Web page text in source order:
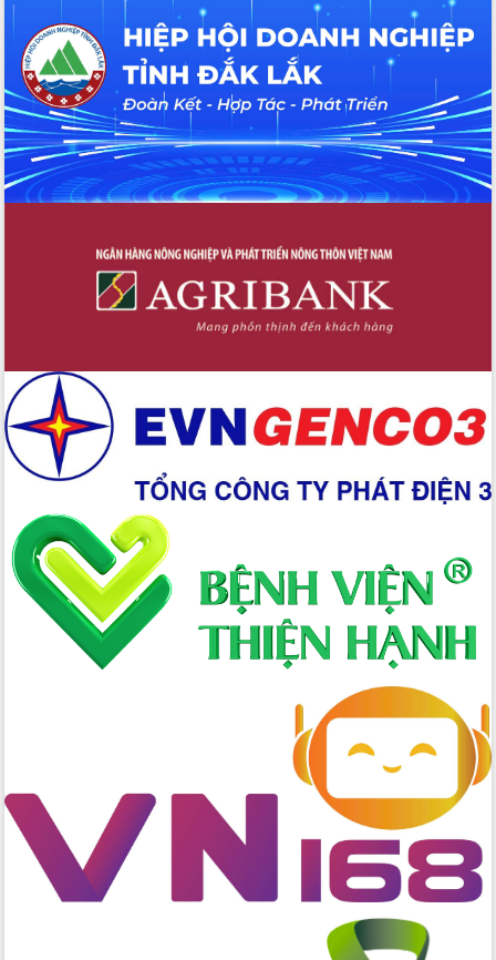
Hội thảo khoa học “Giải pháp thúc đẩy
phát triển nền kinh tế xanh tại tỉnh
Đắk Lắk”
Tăng cường giám sát, đôn đốc thực
hiện nhiệm vụ quản lý tài sản công
hàng tuần
Tháo gỡ những vướng mắc, đẩy mạnh
công tác cải cách thủ tục hành chính
tại Trung tâm Phục vụ hành chính
Đắk Lắk: Tôn vinh 46 giải pháp tại Hội
thi Sáng tạo Kỹ thuật 2024 - 2025
Đắk Lắk rà soát, điều chỉnh Đề án 190
về phát triển nuôi trồng thủy sản
Trương Công Thái kiểm tra thực địa
Dự án cao tốc Khánh Hòa - Buôn Ma
Thuột
Định vị cà phê Việt Nam như một “di
sản sống” trong dòng chảy toàn cầu
Xây dựng nông thôn mới: Nâng cao đời
sống người dân từ những mô hình thiết
thực
Quyết liệt tháo gỡ vướng mắc, đẩy
nhanh tiến độ các dự án trọng điểm
trong Khu kinh tế Nam Phú Yên
Hòn Yến phát triển du lịch gắn với bảo
giải phóng mặt bằng Tuyến đường bộ
ven biển
Đắk Lắk nỗ lực thúc đẩy tăng trưởng
kinh tế từ 10% trở lên trong Quý
II/2026